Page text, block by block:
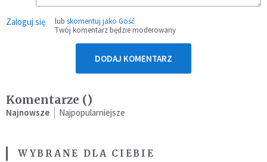
Zaloguj się lub skomentuj jako Gość
Twój komentarz będzie moderowany
DODAJ KOMENTARZ
Komentarze ()
Najnowsze Najpopularniejsze
WYBRANE DLA CIEBIE